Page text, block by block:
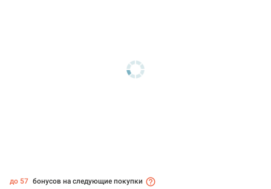
до 57 бонусов на следующие покупки